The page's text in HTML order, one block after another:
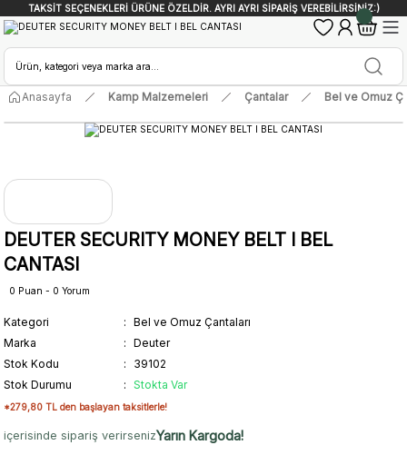
TAKSİT SEÇENEKLERİ ÜRÜNE ÖZELDİR. AYRI AYRI SİPARİŞ VEREBİLİRSİNİZ:)
Anasayfa Kamp Malzemeleri Çantalar Bel ve Omuz
DEUTER SECURITY MONEY BELT I BEL
CANTASI
0 Puan - 0 Yorum
Kategori
Bel ve Omuz Çantaları
Marka
Deuter
Stok Kodu
39102
Stok Durumu
Stokta Var
*279,80 TL den başlayan taksitlerle!
içerisinde sipariş verirsenizYarın Kargoda!